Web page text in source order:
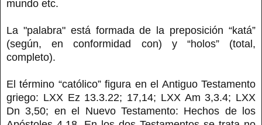
mundo etc.
La "palabra" está formada de la preposición “katá”
(según, en conformidad con) y “holos” (total,
completo).
El término “católico” figura en el Antiguo Testamento
griego: LXX Ez 13.3.22; 17,14; LXX Am 3,3.4; LXX
Dn 3,50; en el Nuevo Testamento: Hechos de los